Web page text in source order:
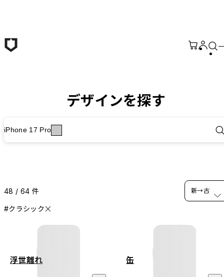
デザインを探す
iPhone 17 Pro
48 / 64 件
#クラシック
新→古
浮世離れ 缶